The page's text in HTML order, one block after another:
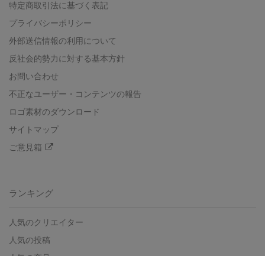
特定商取引法に基づく表記
プライバシーポリシー
外部送信情報の利用について
反社会的勢力に対する基本方針
お問い合わせ
不正なユーザー・コンテンツの報告
ロゴ素材のダウンロード
サイトマップ
ご意見箱
ランキング
人気のクリエイター
人気の投稿